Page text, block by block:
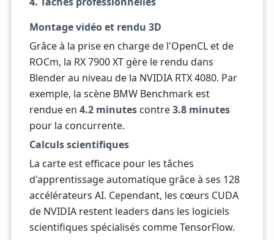
Montage vidéo et rendu 3D
Grâce à la prise en charge de l'OpenCL et de
ROCm, la RX 7900 XT gère le rendu dans
Blender au niveau de la NVIDIA RTX 4080. Par
exemple, la scène BMW Benchmark est
rendue en 4.2 minutescontre3.8 minutes
pour la concurrente.
Calculs scientifiques
La carte est efficace pour les tâches
d'apprentissage automatique grâce à ses 128
accélérateurs AI. Cependant, les cœurs CUDA
de NVIDIA restent leaders dans les logiciels
scientifiques spécialisés comme TensorFlow.